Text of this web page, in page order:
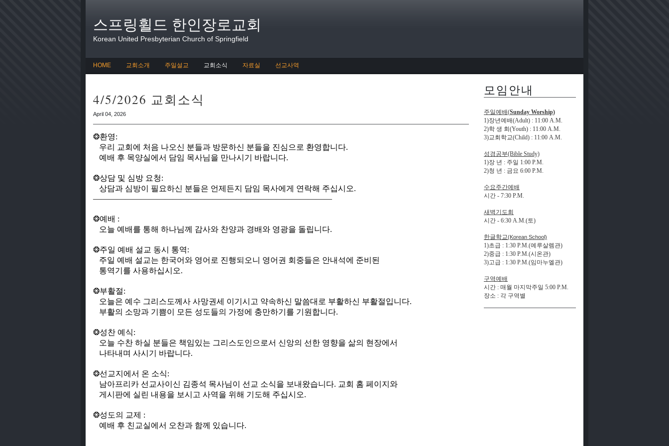
스프링휠드 한인장로교회
Korean United Presbyterian Church of Springfield
HOME 교회소개 주일설교 교회소식 자료실 선교사역
모임안내
주일예배(Sunday Worship)
1)장년예배(Adult) : 11:00 A.M.
2)학 생 회(Youth) : 11:00 A.M.
3)교회학교(Child) : 11:00 A.M.
성경공부(Bible Study)
1)장 년 : 주일 1:00 P.M.
2)청 년 : 금요 6:00 P.M.
수요주간예배
시간 - 7:30 P.M.
새벽기도회
시간 - 6:30 A.M.(토)
한글학교(Korean School)
1)초급 : 1:30 P.M.(예루살렘관)
2)중급 : 1:30 P.M.(시온관)
3)고급 : 1:30 P.M.(임 마누엘 관)
구역예배
시간 : 매월 마지막주일 5:00 P.M.
장소 : 각 구역 별
4/5/2026 교회소식
April 04, 2026
❂환영:
우리 교회에 처음 나오신 분들과 방문하신 분들을 진심으로 환영합니다.
예배 후 목양실에서 담임 목사님을 만나시기 바랍니다.
❂상담 및 심방 요청:
상담과 심방이 필 요하신 분들은 언제 든지 담임 목사에 게 연 락해 주십시 오.
——————————————————————————————
❂예 배 :
오늘 예 배 를 통해 하나님께 감사와 찬양과 경배와 영광을 돌립니 다.
❂주일 예 배 설 교 동시 통역:
주일 예 배 설 교는 한국어와 영어 로 진행되 오니 영어 권 회 중들은 안내 석에 준비 된
통역기 를 사용하십시 오.
❂부활절:
오늘은 예 수 그리 스도께 사 사망권세 이 기 시 고 약속하신 말씀대 로 부활하신 부활절입니 다.
부활의 소망과 기 쁨이 모 든 성 도들의 가정에 충만하기 를 기 원 합니 다.
❂성찬 예 식:
오늘 수찬 하실 분들은 책임있는 그리 스도인 으 로서 신앙의 선 한 영향을 삶의 현 장에 서
나타내 며 사시 기 바랍니 다.
❂선 교지 에 서 온 소식:
남아프리 카 선 교사이 신 김종석 목사님이 선 교 소식을 보 내 왔습니 다. 교회 홈 페 이 지 와
게 시 판에 실 린 내 용을 보시 고 사역을 위 해 기 도해 주십시 오.
❂성 도의 교제 :
예 배 후 친 교실에 서 오찬과 함께 있습니 다.